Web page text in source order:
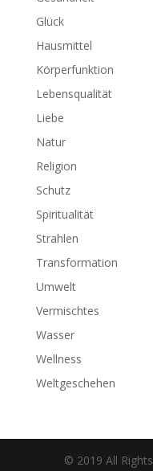
Glück
Hausmittel
Körperfunktion
Lebensqualität
Liebe
Natur
Religion
Schutz
Spiritualität
Strahlen
Transformation
Umwelt
Vermischtes
Wasser
Wellness
Weltgeschehen
© 2019 All